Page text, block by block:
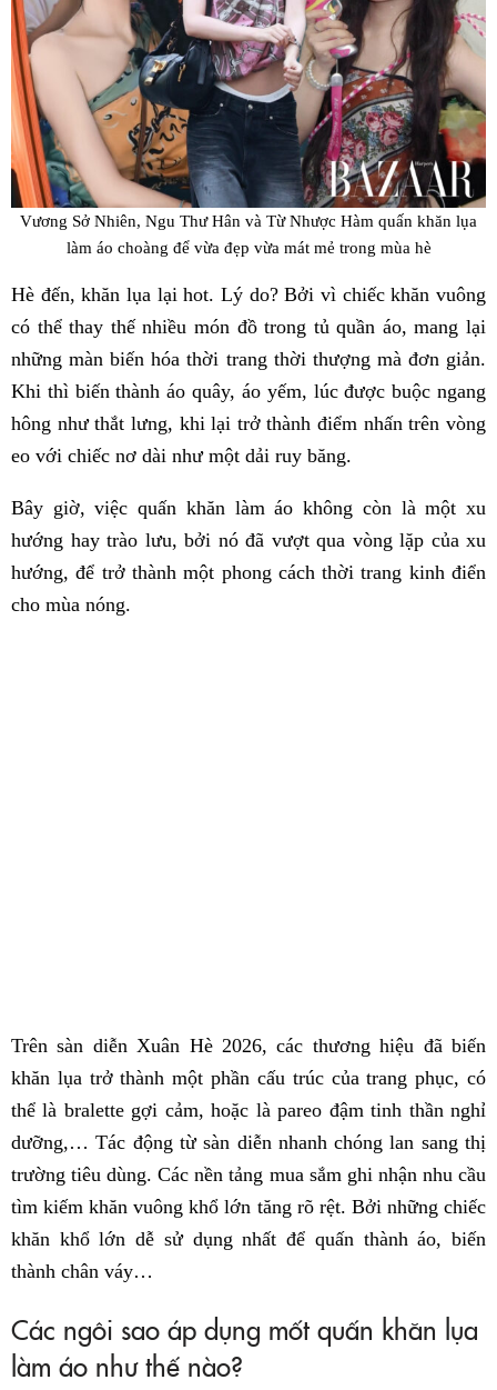
Vương Sở Nhiên, Ngu Thư Hân và Từ Nhược Hàm quấn khăn lụa
làm áo choàng để vừa đẹp vừa mát mẻ trong mùa hè
Hè đến, khăn lụa lại hot. Lý do? Bởi vì chiếc khăn vuông
có thể thay thế nhiều món đồ trong tủ quần áo, mang lại
những màn biến hóa thời trang thời thượng mà đơn giản.
Khi thì biến thành áo quây, áo yếm, lúc được buộc ngang
hông như thắt lưng, khi lại trở thành điểm nhấn trên vòng
eo với chiếc nơ dài như một dải ruy băng.
Bây giờ, việc quấn khăn làm áo không còn là một xu
hướng hay trào lưu, bởi nó đã vượt qua vòng lặp của xu
hướng, để trở thành một phong cách thời trang kinh điển
cho mùa nóng.
Trên sàn diễn Xuân Hè 2026, các thương hiệu đã biến
khăn lụa trở thành một phần cấu trúc của trang phục, có
thể là bralette gợi cảm, hoặc là pareo đậm tinh thần nghỉ
dưỡng,… Tác động từ sàn diễn nhanh chóng lan sang thị
trường tiêu dùng. Các nền tảng mua sắm ghi nhận nhu cầu
tìm kiếm khăn vuông khổ lớn tăng rõ rệt. Bởi những chiếc
khăn khổ lớn dễ sử dụng nhất để quấn thành áo, biến
thành chân váy…
Các ngôi sao áp dụng mốt quấn khăn lụa
làm áo như thế nào?